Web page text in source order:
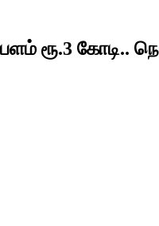
ரூ.3 கோடி..